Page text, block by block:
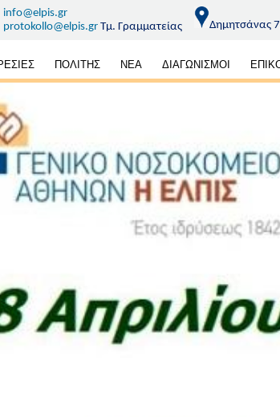
info@elpis.gr
protokollo@elpis.gr Τμ. Γραμματείας Δημητσάνας
ΠΟΛΙΤΗΣ ΝΕΑ ΔΙΑΓΩΝΙΣΜΟΙ